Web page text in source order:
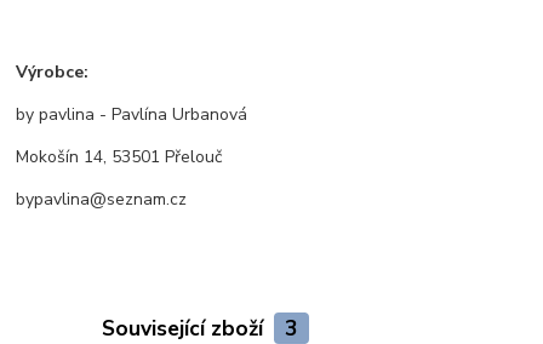
Výrobce:
by pavlina - Pavlína Urbanová
Mokošín 14, 53501 Přelouč
bypavlina@seznam.cz
Související zboží 3